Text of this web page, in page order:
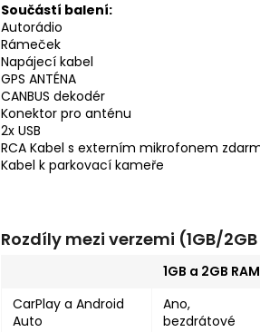
Součástí balení:
Autorádio
Rámeček
Napájecí kabel
GPS ANTÉNA
CANBUS dekodér
Konektor pro anténu
2x USB
RCA Kabel s externím mikrofonem
Kabel k parkovací kameře
Rozdíly mezi verzemi (1GB/
1GB a 2GB RAM
CarPlay a Android
Auto
Ano,
bezdrátové